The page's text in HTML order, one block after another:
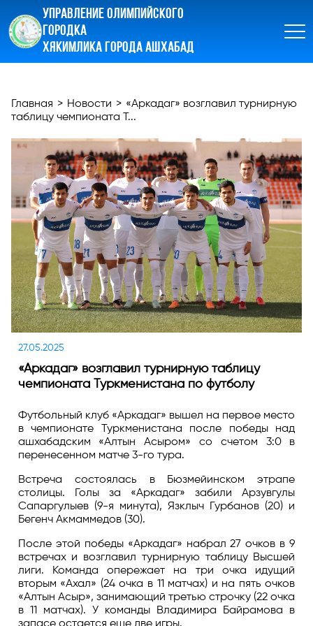
УПРАВЛЕНИЕ ОЛИМПИЙСКОГО
ГОРОДКА
ХЯКИМЛИКА ГОРОДА АШХАБАД
Главная > Новости > «Аркадаг» возглавил турнирную
таблицу чемпионата Т...
27.05.2025
«Аркадаг» возглавил турнирную таблицу
чемпионата Туркменистана по футболу
Футбольный клуб «Аркадаг» вышел на первое место
в чемпионате Туркменистана после победы над
ашхабадским «Алтын Асыром» со счетом 3:0 в
перенесенном матче 3-го тура.
Встреча состоялась в Бюзмейинском этрапе
столицы. Голы за «Аркадаг» забили Арзувгулы
Сапаргулыев (9-я минута), Язклыч Гурбанов (20) и
Бегенч Акмаммедов (30).
После этой победы «Аркадаг» набрал 27 очков в 9
встречах и возглавил турнирную таблицу Высшей
лиги. Команда опережает на три очка идущий
вторым «Ахал» (24 очка в 11 матчах) и на пять очков
«Алтын Асыр», занимающий третью строчку (22 очка
в 11 матчах). У команды Владимира Байрамова в
запасе остается еще две игры.